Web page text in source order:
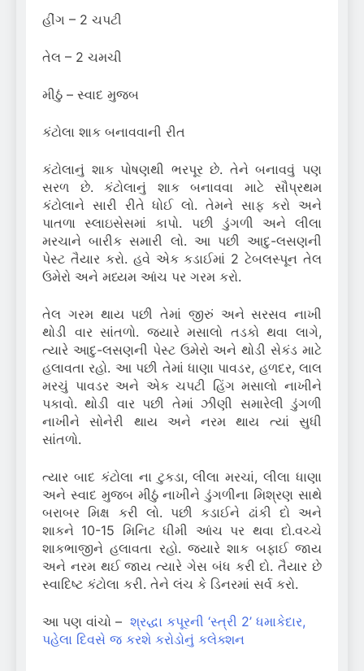
હીંગ – 2 ચપટી
તેલ – 2 ચમચી
મીઠું – સ્વાદ મુજબ
કંટોલા શાક બનાવવાની રીત
કંટોલાનું શાક પોષણથી ભરપૂર છે. તેને બનાવવું પણ
સરળ છે. કંટોલાનું શાક બનાવવા માટે સૌપ્રથમ
કંટોલાને સારી રીતે ધોઈ લો. તેમને સાફ કરો અને
પાતળા સ્લાઇસેસમાં કાપો. પછી ડુંગળી અને લીલા
મરચાને બારીક સમારી લો. આ પછી આદુ-લસણની
પેસ્ટ તૈયાર કરો. હવે એક કડાઈમાં 2 ટેબલસ્પૂન તેલ
ઉમેરો અને મધ્યમ આંચ પર ગરમ કરો.
તેલ ગરમ થાય પછી તેમાં જીરું અને સરસવ નાખી
થોડી વાર સાંતળો. જ્યારે મસાલો તડકો થવા લાગે,
ત્યારે આદુ-લસણની પેસ્ટ ઉમેરો અને થોડી સેકંડ માટે
હલાવતા રહો. આ પછી તેમાં ધાણા પાવડર, હળદર, લાલ
મરચું પાવડર અને એક ચપટી હિંગ મસાલો નાખીને
પકાવો. થોડી વાર પછી તેમાં ઝીણી સમારેલી ડુંગળી
નાખીને સોનેરી થાય અને નરમ થાય ત્યાં સુધી
સાંતળો.
ત્યાર બાદ કંટોલા ના ટુકડા, લીલા મરચાં, લીલા ધાણા
અને સ્વાદ મુજબ મીઠું નાખીને ડુંગળીના મિશ્રણ સાથે
બરાબર મિક્ષ કરી લો. પછી કડાઈને ઢાંકી દો અને
શાકને 10-15 મિનિટ ધીમી આંચ પર થવા દો.વચ્ચે
શાકભાજીને હલાવતા રહો. જ્યારે શાક બફાઈ જાય
અને નરમ થઈ જાય ત્યારે ગેસ બંધ કરી દો. તૈયાર છે
સ્વાદિષ્ટ કંટોલા કરી. તેને લંચ કે ડિનરમાં સર્વ કરો.
આ પણ વાંચો – શ્રદ્ધા કપૂરની ‘સ્ત્રી 2’ ધમાકેદાર,
પહેલા દિવસે જ કરશે કરોડોનું કલેક્શન